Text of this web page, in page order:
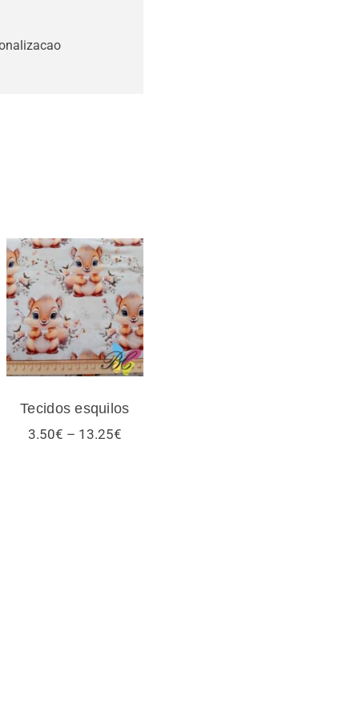
Tecidos esquilos
Tecidos esquilos
3.50€ – 13.25€Price